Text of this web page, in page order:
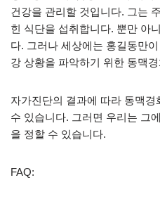
건강을 관리할 것입니다. 그는
힌 식단을 섭취합니다. 뿐만 아
다. 그러나 세상에는 홍길동만
강 상황을 파악하기 위한 동맥
자가진단의 결과에 따라 동맥
수 있습니다. 그러면 우리는 그
을 정할 수 있습니다.
FAQ: